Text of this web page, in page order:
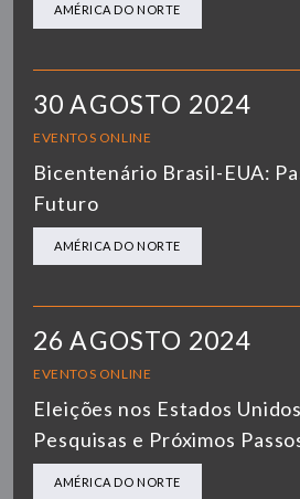
AMÉRICA DO NORTE
30 AGOSTO 2024
EVENTOS ONLINE
Bicentenário Brasil-EUA:
Futuro
AMÉRICA DO NORTE
26 AGOSTO 2024
EVENTOS ONLINE
Eleições nos Estados
Pesquisas e Próximos
AMÉRICA DO NORTE